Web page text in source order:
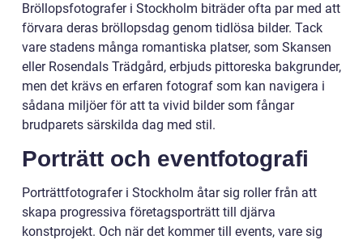
Bröllopsfotografer i Stockholm biträder ofta par med att
förvara deras bröllopsdag genom tidlösa bilder. Tack
vare stadens många romantiska platser, som Skansen
eller Rosendals Trädgård, erbjuds pittoreska bakgrunder,
men det krävs en erfaren fotograf som kan navigera i
sådana miljöer för att ta vivid bilder som fångar
brudparets särskilda dag med stil.
Porträtt och eventfotografi
Porträttfotografer i Stockholm åtar sig roller från att
skapa progressiva företagsporträtt till djärva
konstprojekt. Och när det kommer till events, vare sig